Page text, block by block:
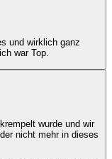
und wirklich ganz
war Top.
wurde und wir
nicht mehr in dieses